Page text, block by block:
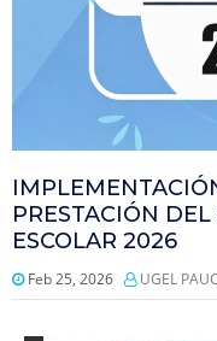
PRESTACIÓN
ESCOLAR 2026
Feb 25, 2026 UGEL